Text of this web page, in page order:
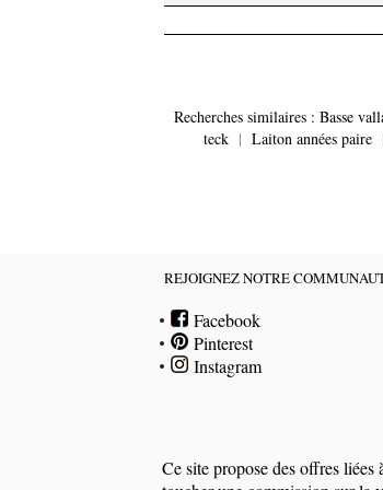
Recherches similaires : Basse
teck | Laiton années paire
REJOIGNEZ NOTRE
Facebook
Pinterest
Instagram
Ce site propose des offres